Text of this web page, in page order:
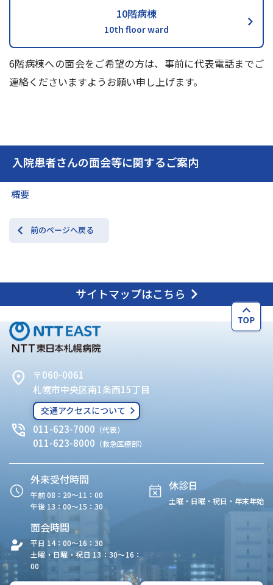
入院患者さんの面会等に関するご案内
概要
前のページへ戻る
10階病棟
10th floor ward
6階病棟への面会をご希望の方は、事前に代表電話までご
連絡くださいますようお願い申し上げます。
サイトマップはこちら
〒060-0061
札幌市中央区南1条西15丁目
交通アクセスについて
011-623-7000 （代表）
011-623-8000 （救急医療部）
外来受付時間
午前 08：20〜11：00
午後 13：00〜15：30
休診日
土曜・日曜・祝日・年末年始
面会時間
平日 14：00〜16：30
土曜・日曜・祝日 13：30〜16：
00